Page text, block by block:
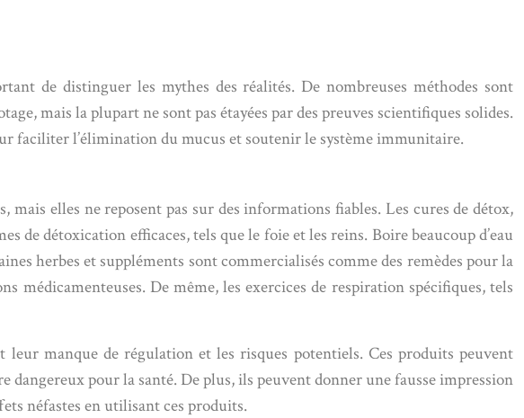
de distinguer les mythes des réalités. De nombreuses méthodes sont
mais la plupart ne sont pas étayées par des preuves scientifiques solides.
faciliter l’élimination du mucus et soutenir le système immunitaire.
mais elles ne reposent pas sur des informations fiables. Les cures de détox,
de détoxication efficaces, tels que le foie et les reins. Boire beaucoup d’eau
herbes et suppléments sont commercialisés comme des remèdes pour la
médicamenteuses. De même, les exercices de respiration spécifiques, tels
manque de régulation et les risques potentiels. Ces produits peuvent
dangereux pour la santé. De plus, ils peuvent donner une fausse impression
néfastes en utilisant ces produits.